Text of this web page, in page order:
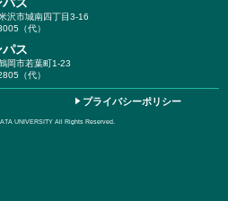
ス
沢市城南四丁目3-16
（代）
ス
岡市若葉町1-23
（代）
プライバシーポリシー
UNIVERSITY All Rights Reserved.